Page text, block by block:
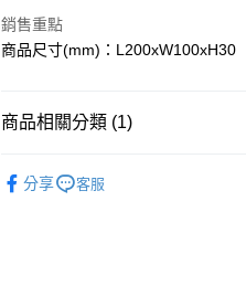
悠遊付
運送方式
全家取貨付款
銷售重點
商品尺寸(mm)：L200xW100xH30
商品相關分類 (1)
分享
客服